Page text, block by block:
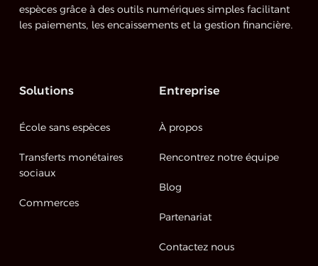
espèces grâce à des outils numériques simples facilitant
les paiements, les encaissements et la gestion financière.
Solutions
École sans espèces
Transferts monétaires
sociaux
Commerces
Entreprise
À propos
Rencontrez notre équipe
Blog
Partenariat
Contactez nous